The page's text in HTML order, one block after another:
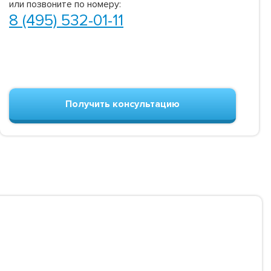
или позвоните по номеру:
8 (495) 532-01-11
Получить консультацию